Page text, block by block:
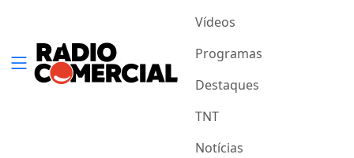
Vídeos
Programas
Destaques
TNT
Notícias